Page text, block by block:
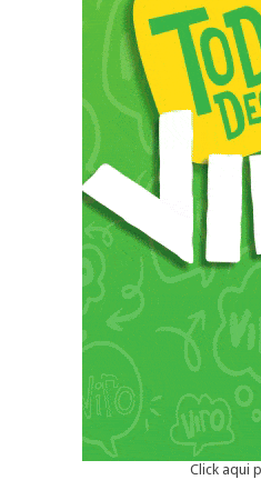
Click aqui